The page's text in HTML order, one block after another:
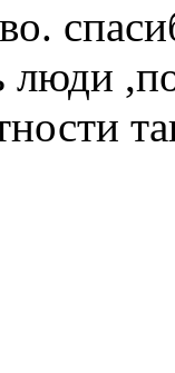
люди